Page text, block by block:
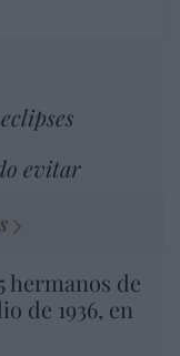
evitar
hermanos de
de 1936, en